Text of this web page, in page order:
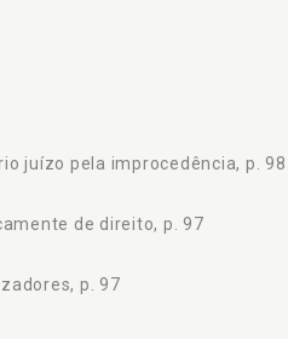
juízo pela improcedência, p. 98
de direito, p. 97
p. 97